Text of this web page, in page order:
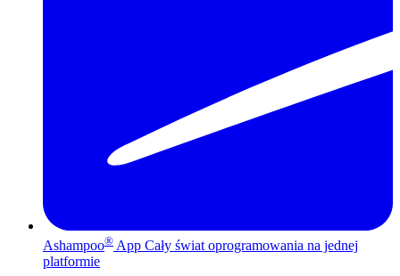
Ashampoo® App Cały świat oprogramowania na jednej
platformie